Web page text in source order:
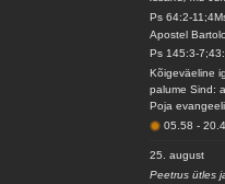
Ps 64:2-
Apostel
Ps 145:3-
Kõigeväeline
palume Sind:
Poja
05.58-
25. august
Peetrus ütles